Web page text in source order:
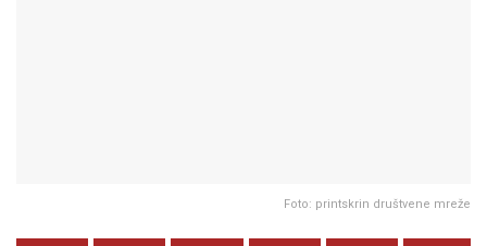
Foto: printskrin društvene mreže